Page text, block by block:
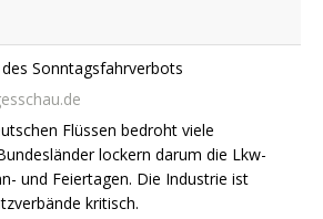
Sonntagsfahrverbots
Flüssen bedroht viele
lockern darum die Lkw-
und Feiertagen. Die Industrie ist
kritisch.